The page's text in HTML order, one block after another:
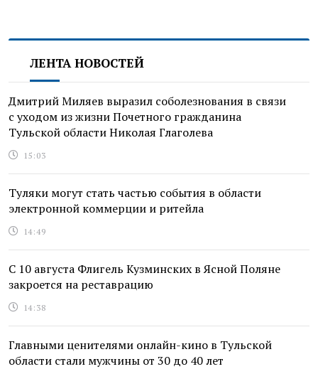
ЛЕНТА НОВОСТЕЙ
Дмитрий Миляев выразил соболезнования в связи
с уходом из жизни Почетного гражданина
Тульской области Николая Глаголева
15:03
Туляки могут стать частью события в области
электронной коммерции и ритейла
14:49
С 10 августа Флигель Кузминских в Ясной Поляне
закроется на реставрацию
14:38
Главными ценителями онлайн-кино в Тульской
области стали мужчины от 30 до 40 лет